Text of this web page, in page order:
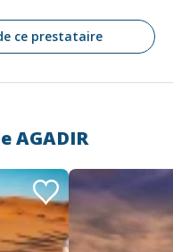
ce prestataire
AGADIR